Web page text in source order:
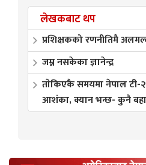
लेखकबाट थप
प्रशिक्षकको रणनीतिमै
जम्न नसकेका ज्ञानेन्द्र
ताेकिएकै समयमा नेपाल टी-
आशंका, क्यान भन्छ- कुनै